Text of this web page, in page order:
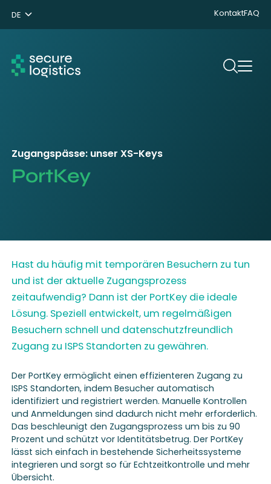
DE
NL
ENG
KontaktFAQ
Zugangspässe: unser XS-Keys
PortKey
Hast du häufig mit temporären Besuchern zu tun
und ist der aktuelle Zugangsprozess
zeitaufwendig? Dann ist der PortKey die ideale
Lösung. Speziell entwickelt, um regelmäßigen
Besuchern schnell und datenschutzfreundlich
Zugang zu ISPS Standorten zu gewähren.
Der PortKey ermöglicht einen effizienteren Zugang zu
ISPS Standorten, indem Besucher automatisch
identifiziert und registriert werden. Manuelle Kontrollen
und Anmeldungen sind dadurch nicht mehr erforderlich.
Das beschleunigt den Zugangsprozess um bis zu 90
Prozent und schützt vor Identitätsbetrug. Der PortKey
lässt sich einfach in bestehende Sicherheitssysteme
integrieren und sorgt so für Echtzeitkontrolle und mehr
Übersicht.